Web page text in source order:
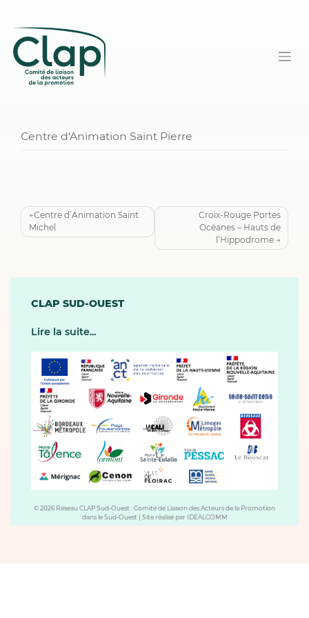
Centre d’Animation Saint Pierre
Navigation
de
Centre d’Animation Saint
Michel
Croix-Rouge Portes
Océanes – Hauts de
l’Hippodrome
CLAP SUD-OUEST
Lire la suite...
© 2026 Réseau CLAP Sud-Ouest : Comité de Liaison des Acteurs de la Promotion
dans le Sud-Ouest
Site réalisé par IDEALCOMM